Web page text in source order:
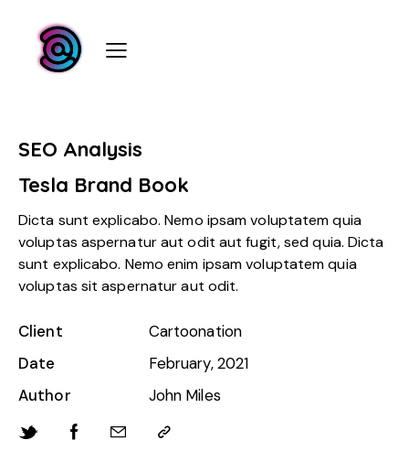
SEO Analysis
Tesla Brand Book
Dicta sunt explicabo. Nemo ipsam voluptatem quia
voluptas aspernatur aut odit aut fugit, sed quia. Dicta
sunt explicabo. Nemo enim ipsam voluptatem quia
voluptas sit aspernatur aut odit.
Client
Cartoonation
Date
February, 2021
Author
John Miles